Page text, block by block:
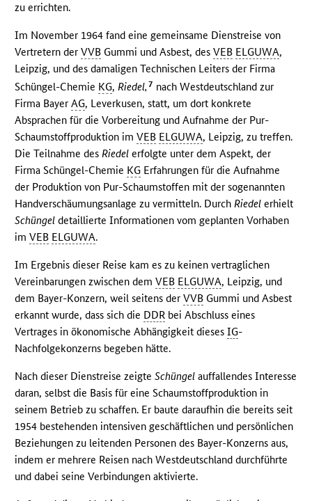
zu errichten.
Im November 1964 fand eine gemeinsame Dienstreise von
Vertretern derVVB Gummi und Asbest, desVEB ELGUWA,
Leipzig, und des damaligen Technischen Leiters der Firma
Schüngel-Chemie KG,Riedel,7 nach Westdeutschland zur
Firma BayerAG, Leverkusen, statt, um dort konkrete
Absprachen für die Vorbereitung und Aufnahme der Pur-
Schaumstoffproduktion imVEB ELGUWA, Leipzig, zu treffen.
Die Teilnahme desRiedel erfolgte unter dem Aspekt, der
Firma Schüngel-Chemie KG Erfahrungen für die Aufnahme
der Produktion von Pur-Schaumstoffen mit der sogenannten
Handverschäumungsanlage zu vermitteln. DurchRiedel erhielt
Schüngel detaillierte Informationen vom geplanten Vorhaben
imVEB ELGUWA.
Im Ergebnis dieser Reise kam es zu keinen vertraglichen
Vereinbarungen zwischen demVEB ELGUWA, Leipzig, und
dem Bayer-Konzern, weil seitens derVVB Gummi und Asbest
erkannt wurde, dass sich die DDR bei Abschluss eines
Vertrages in ökonomische Abhängigkeit diesesIG-
Nachfolgekonzerns begeben hätte.
Nach dieser Dienstreise zeigteSchüngel auffallendes Interesse
daran, selbst die Basis für eine Schaumstoffproduktion in
seinem Betrieb zu schaffen. Er baute daraufhin die bereits seit
1954 bestehenden intensiven geschäftlichen und persönlichen
Beziehungen zu leitenden Personen des Bayer-Konzerns aus,
indem er mehrere Reisen nach Westdeutschland durchführte
und dabei seine Verbindungen aktivierte.